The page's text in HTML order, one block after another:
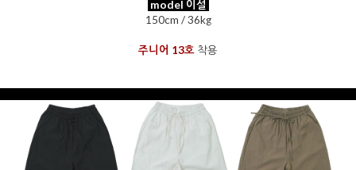
model 이설
150cm / 36kg
주니어 13호 착용